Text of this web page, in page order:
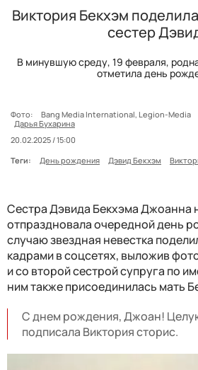
Виктория Бекхэм
сестер
В минувшую среду, 19 февраля,
отметила день
Фото: Bang Media International, Legion-Media
Дарья Бухарина
20.02.2025 / 15:00
Теги:
День рождения Дэвид Бекхэм
Сестра Дэвида Бекхэма Джоанна
отпраздновала очередной день
случаю звездная невестка
кадрами в соцсетях, выложив
и со второй сестрой супруга по
ним также присоединилась мать
С днем рождения, Джоан!
подписала Виктория сторис.